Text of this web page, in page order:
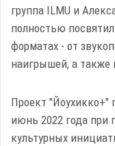
группа ILMU и
полностью
форматах - от
наигрышей, а также
Проект "Йоухикко+"
июнь 2022 года при
культурных